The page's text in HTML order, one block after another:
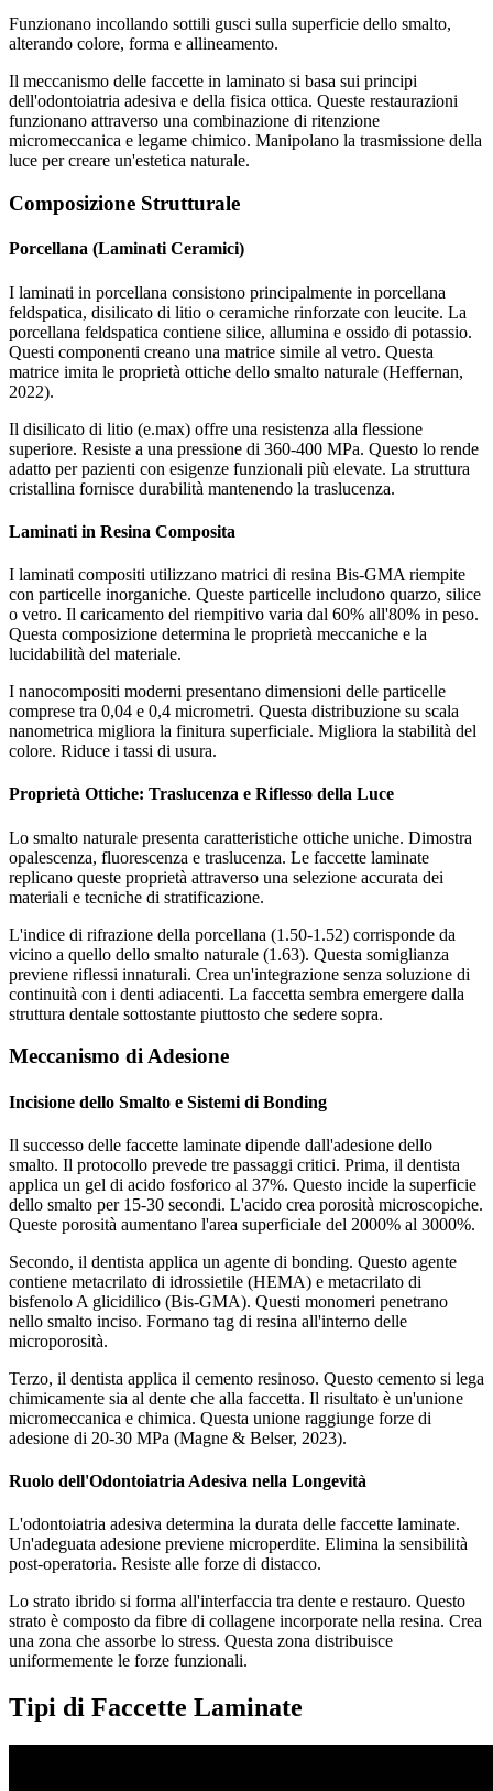
Funzionano incollando sottili gusci sulla superficie dello smalto,
alterando colore, forma e allineamento.
Il meccanismo delle faccette in laminato si basa sui principi
dell'odontoiatria adesiva e della fisica ottica. Queste restaurazioni
funzionano attraverso una combinazione di ritenzione
micromeccanica e legame chimico. Manipolano la trasmissione della
luce per creare un'estetica naturale.
Composizione Strutturale
Porcellana (Laminati Ceramici)
I laminati in porcellana consistono principalmente in porcellana
feldspatica, disilicato di litio o ceramiche rinforzate con leucite. La
porcellana feldspatica contiene silice, allumina e ossido di potassio.
Questi componenti creano una matrice simile al vetro. Questa
matrice imita le proprietà ottiche dello smalto naturale (Heffernan,
2022).
Il disilicato di litio (e.max) offre una resistenza alla flessione
superiore. Resiste a una pressione di 360-400 MPa. Questo lo rende
adatto per pazienti con esigenze funzionali più elevate. La struttura
cristallina fornisce durabilità mantenendo la traslucenza.
Laminati in Resina Composita
I laminati compositi utilizzano matrici di resina Bis-GMA riempite
con particelle inorganiche. Queste particelle includono quarzo, silice
o vetro. Il caricamento del riempitivo varia dal 60% all'80% in peso.
Questa composizione determina le proprietà meccaniche e la
lucidabilità del materiale.
I nanocompositi moderni presentano dimensioni delle particelle
comprese tra 0,04 e 0,4 micrometri. Questa distribuzione su scala
nanometrica migliora la finitura superficiale. Migliora la stabilità del
colore. Riduce i tassi di usura.
Proprietà Ottiche: Traslucenza e Riflesso della Luce
Lo smalto naturale presenta caratteristiche ottiche uniche. Dimostra
opalescenza, fluorescenza e traslucenza. Le faccette laminate
replicano queste proprietà attraverso una selezione accurata dei
materiali e tecniche di stratificazione.
L'indice di rifrazione della porcellana (1.50-1.52) corrisponde da
vicino a quello dello smalto naturale (1.63). Questa somiglianza
previene riflessi innaturali. Crea un'integrazione senza soluzione di
continuità con i denti adiacenti. La faccetta sembra emergere dalla
struttura dentale sottostante piuttosto che sedere sopra.
Meccanismo di Adesione
Incisione dello Smalto e Sistemi di Bonding
Il successo delle faccette laminate dipende dall'adesione dello
smalto. Il protocollo prevede tre passaggi critici. Prima, il dentista
applica un gel di acido fosforico al 37%. Questo incide la superficie
dello smalto per 15-30 secondi. L'acido crea porosità microscopiche.
Queste porosità aumentano l'area superficiale del 2000% al 3000%.
Secondo, il dentista applica un agente di bonding. Questo agente
contiene metacrilato di idrossietile (HEMA) e metacrilato di
bisfenolo A glicidilico (Bis-GMA). Questi monomeri penetrano
nello smalto inciso. Formano tag di resina all'interno delle
microporosità.
Terzo, il dentista applica il cemento resinoso. Questo cemento si lega
chimicamente sia al dente che alla faccetta. Il risultato è un'unione
micromeccanica e chimica. Questa unione raggiunge forze di
adesione di 20-30 MPa (Magne & Belser, 2023).
Ruolo dell'Odontoiatria Adesiva nella Longevità
L'odontoiatria adesiva determina la durata delle faccette laminate.
Un'adeguata adesione previene microperdite. Elimina la sensibilità
post-operatoria. Resiste alle forze di distacco.
Lo strato ibrido si forma all'interfaccia tra dente e restauro. Questo
strato è composto da fibre di collagene incorporate nella resina. Crea
una zona che assorbe lo stress. Questa zona distribuisce
uniformemente le forze funzionali.
Tipi di Faccette Laminate